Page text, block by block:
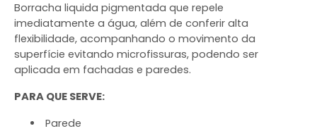
Borracha liquida pigmentada que repele
imediatamente a água, além de conferir alta
flexibilidade, acompanhando o movimento da
superfície evitando microfissuras, podendo ser
aplicada em fachadas e paredes.
PARA QUE SERVE:
Parede